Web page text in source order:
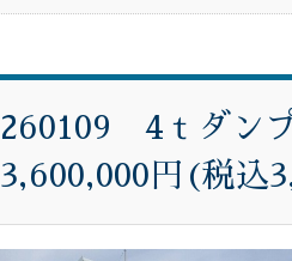
260109 4ｔダン
3,600,000円(税込